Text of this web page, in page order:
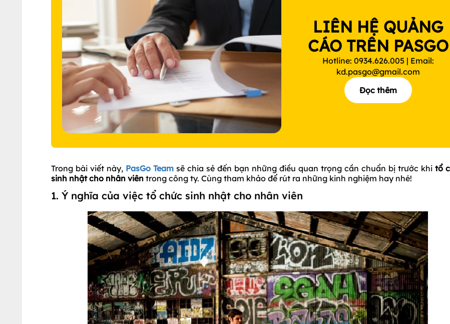
LIÊN HỆ QUẢNG
CÁO TRÊN PASGO
Hotline: 0934.626.005 | Email:
kd.pasgo@gmail.com
Đọc thêm
Trong bài viết này, PasGo Team sẽ chia sẻ đến bạn những điều quan trọng cần chuẩn bị trước khi tổ
sinh nhật cho nhân viên trong công ty. Cùng tham khảo để rút ra những kinh nghiệm hay nhé!
1. Ý nghĩa của việc tổ chức sinh nhật cho nhân viên